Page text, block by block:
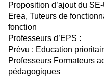
Proposition d’ajout du
Erea, Tuteurs de
fonction
Professeurs d’EPS :
Prévu : Education
Professeurs Formateurs
pédagogiques